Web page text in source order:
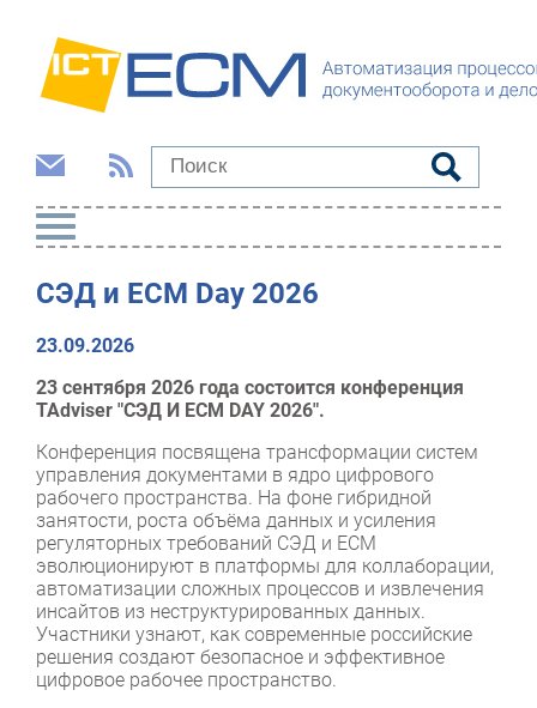
СЭД и ECM Day 2026
23.09.2026
23 сентября 2026 года состоится конференция
TAdviser "СЭД И ECM DAY 2026".
Конференция посвящена трансформации систем
управления документами в ядро цифрового
рабочего пространства. На фоне гибридной
занятости, роста объёма данных и усиления
регуляторных требований СЭД и ECM
эволюционируют в платформы для коллаборации,
автоматизации сложных процессов и извлечения
инсайтов из неструктурированных данных.
Участники узнают, как современные российские
решения создают безопасное и эффективное
цифровое рабочее пространство.